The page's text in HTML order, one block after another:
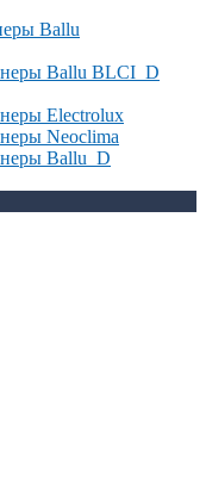
Ballu
Ballu BLCI_D
Electrolux
Neoclima
Ballu_D